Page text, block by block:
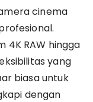
cinema
4K RAW hingga
yang
biasa untuk
dengan